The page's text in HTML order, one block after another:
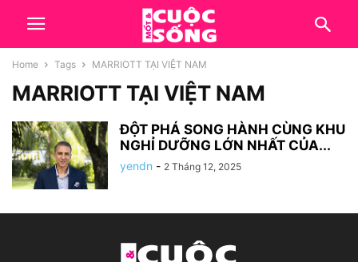
Home Tags MARRIOTT TẠI VIỆT NAM
MARRIOTT TẠI VIỆT NAM
ĐỘT PHÁ SONG HÀNH CÙNG KHU
NGHỈ DƯỠNG LỚN NHẤT CỦA...
yendn - 2 Tháng 12, 2025